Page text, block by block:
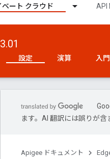
ベート クラウド API
設定 演算 入
ます。AI 翻訳には誤りが含
Apigee ドキュメント